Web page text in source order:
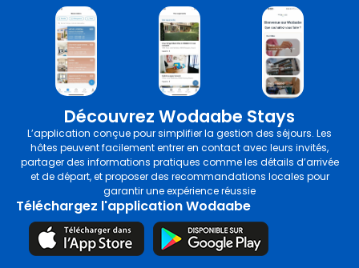
Découvrez Wodaabe Stays
L’application conçue pour simplifier la gestion des séjours. Les
hôtes peuvent facilement entrer en contact avec leurs invités,
partager des informations pratiques comme les détails d’arrivée
et de départ, et proposer des recommandations locales pour
garantir une expérience réussie
Téléchargez l'application Wodaabe